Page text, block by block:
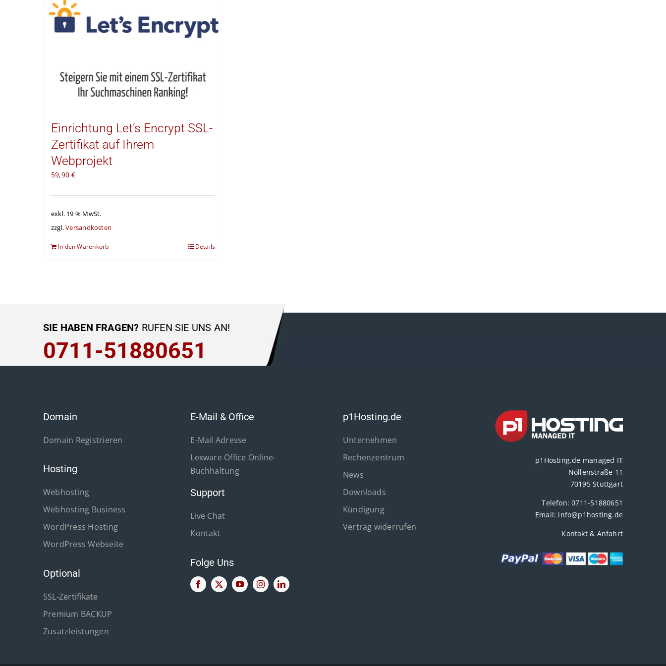
Einrichtung Let’s Encrypt SSL-
Zertifikat auf Ihrem
Webprojekt
59,90€
exkl. 19 % MwSt.
zzgl.Versandkosten
In den Warenkorb Details
SIE HABEN FRAGEN? RUFEN SIE UNS AN!
0711-51880651
Domain
Domain Registrieren
Hosting
Webhosting
Webhosting Business
WordPress Hosting
WordPress Webseite
Optional
SSL-Zertifikate
Premium BACKUP
Zusatzleistungen
E-Mail & Office
E-Mail Adresse
Lexware Office Online-
Buchhaltung
Support
Live Chat
Kontakt
Folge Uns
p1Hosting.de
Unternehmen
Rechenzentrum
News
Downloads
Kündigung
Vertrag widerrufen
p1Hosting.de managed IT
Nöllenstraße 11
70195 Stuttgart
Telefon:0711-51880651
Email: info@p1hosting.de
Kontakt & Anfahrt